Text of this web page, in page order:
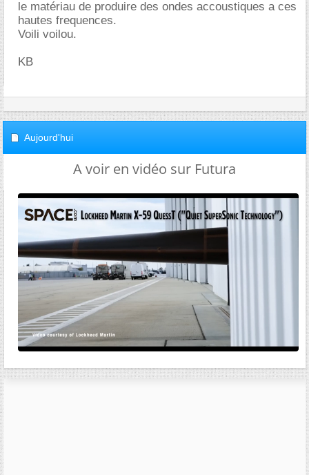
le matériau de produire des ondes accoustiques a ces
hautes frequences.
Voili voilou.
KB
Aujourd'hui
A voir en vidéo sur Futura